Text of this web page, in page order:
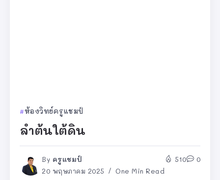
ห้องวิทย์ครูแชมป์
ลำต้นใต้ดิน
By ครูแชมป์
20 พฤษภาคม 2025
One Min Read
510 0